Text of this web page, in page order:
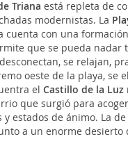
Triana está repleta de
modernistas. La
cuenta con una
que se pueda
se relajan,
oeste de la playa, se
el Castillo de la Luz
que surgió para
estados de ánimo. La de
a un enorme desierto